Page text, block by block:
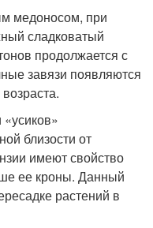
медоносом, при
сладковатый
продолжается с
завязи появляются
близости от
имеют свойство
ее кроны. Данный
растений в